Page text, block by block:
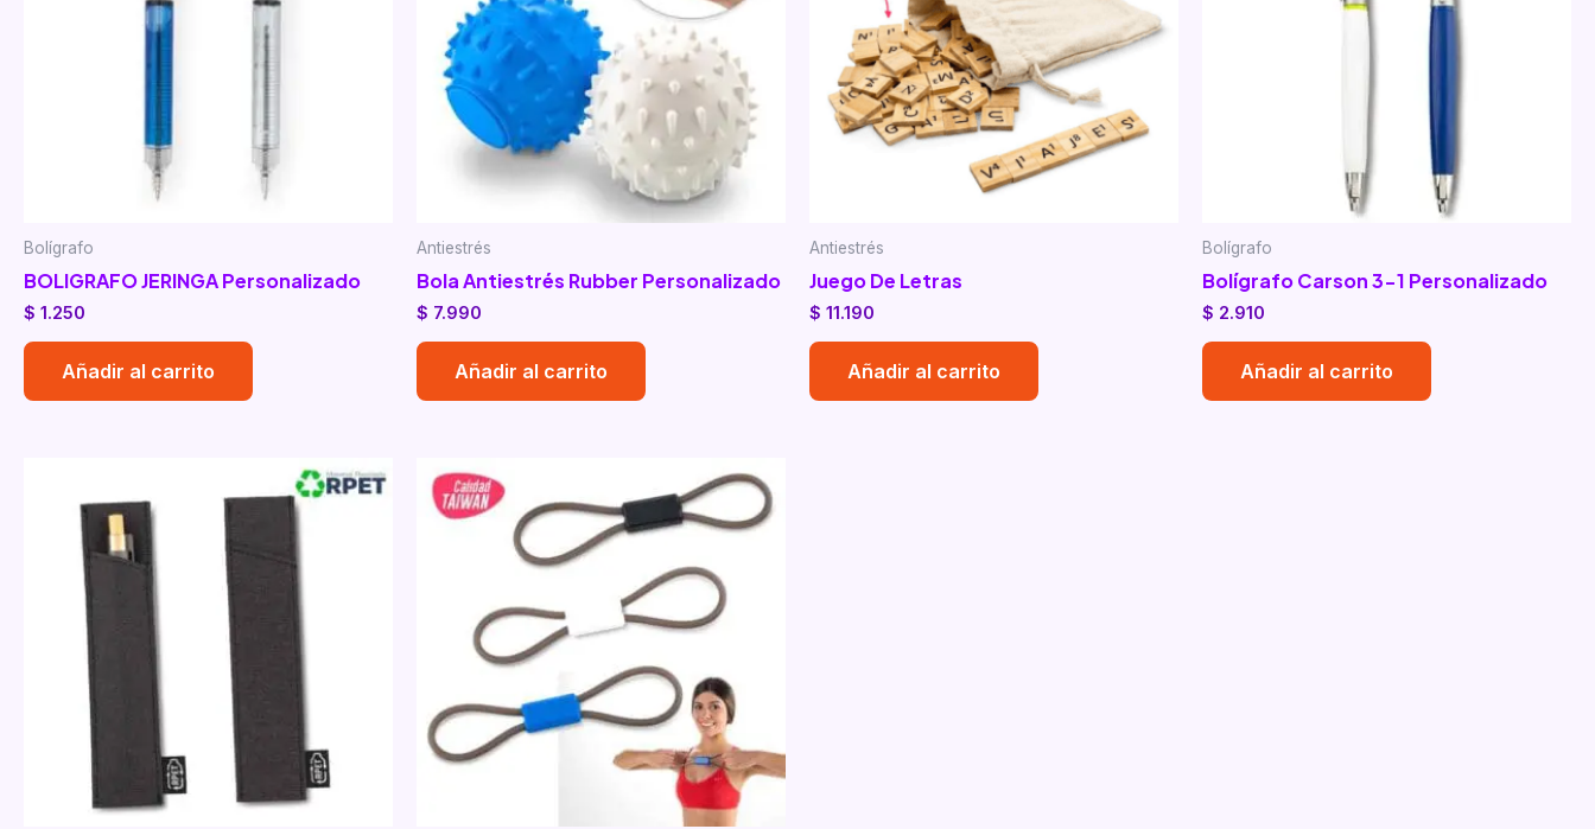
Bolígrafo
BOLIGRAFO JERINGA Personalizado
$ 1.250
Añadir al carrito
Antiestrés
Bola Antiestrés Rubber Personalizado
$ 7.990
Añadir al carrito
Antiestrés
Juego De Letras
$ 11.190
Añadir al carrito
Bolígrafo
Bolígrafo Carson 3-1 Personalizado
$ 2.910
Añadir al carrito